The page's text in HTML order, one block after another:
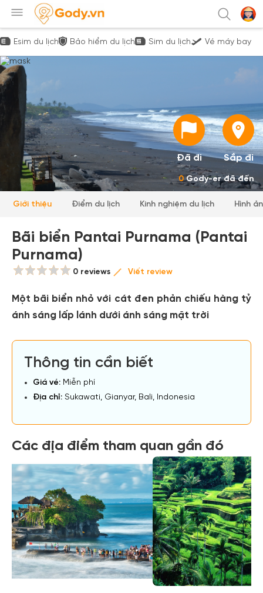
Esim du lịch Bảo hiểm du lịch Sim du lịch Vé máy bay
Đã đi Sắp đi
0Gody-er đã đến
Giới thiệu Điểm du lịch Kinh nghiệm du lịch Hình
Bãi biển Pantai Purnama (Pantai
Purnama)
0 reviews Viết review
Một bãi biển nhỏ với cát đen phản chiếu hàng tỷ
ánh sáng lấp lánh dưới ánh sáng mặt trời
Thông tin cần biết
Giá vé: Miễn phí
Địa chỉ: Sukawati, Gianyar, Bali, Indonesia
Các địa điểm tham quan gần đó